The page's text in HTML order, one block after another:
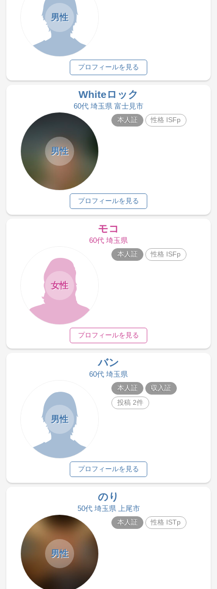
男性
プロフィールを見る
Whiteロック
60代 埼玉県 富士見市
男性
本人証 性格 ISFp
プロフィールを見る
モコ
60代 埼玉県
女性
本人証 性格 ISFp
プロフィールを見る
バン
60代 埼玉県
男性
本人証
収入証
投稿 2件
プロフィールを見る
のり
50代 埼玉県 上尾市
男性
本人証 性格 ISTp